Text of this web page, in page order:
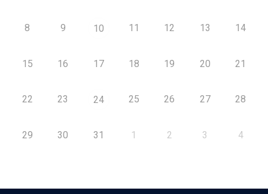
8 9 10 11 12 13 14
15 16 17 18 19 20 21
22 23 24 25 26 27 28
29 30 31 1 2 3 4